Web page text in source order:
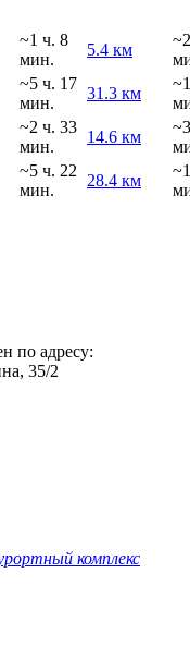
~1 ч. 8
мин.
5.4 км
~5 ч. 17
мин.
31.3 км
~2 ч. 33
мин.
14.6 км
~5 ч. 22
мин.
28.4 км
по адресу:
35/2
комплекс